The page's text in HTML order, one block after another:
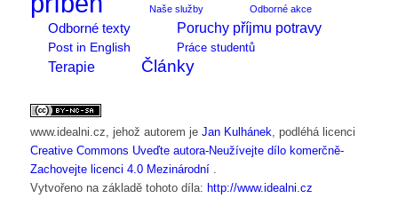
Naše služby Odborné akce
Odborné texty Poruchy příjmu potravy
Post in English Práce studentů
Terapie Články
www.idealni.cz , jehož autorem je Jan Kulhánek , podléhá licenci
Creative Commons Uveďte autora-Neužívejte dílo komerčně-
Zachovejte licenci 4.0 Mezinárodní
Vytvořeno na základě tohoto díla: http://www.idealni.cz